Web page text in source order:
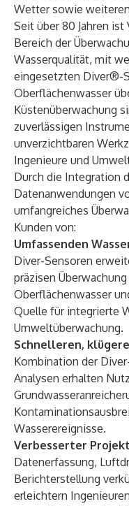
Wetter sowie
Seit über 80 Jahren
Bereich der
Wasserqualität, mit
eingesetzten Diver®-
Oberflächenwasser
Küstenüberwachung
zuverlässigen
unverzichtbaren
Ingenieure und
Durch die Integration
Datenanwendungen
umfangreiches
Kunden von:
Umfassenden
Diver-Sensoren
präzisen
Oberflächenwasser
Quelle für integrierte
Umweltüberwachung.
Schnelleren,
Kombination der
Analysen erhalten
Wasserereignisse.
Verbesserter
Datenerfassung,
Berichterstellung
erleichtern